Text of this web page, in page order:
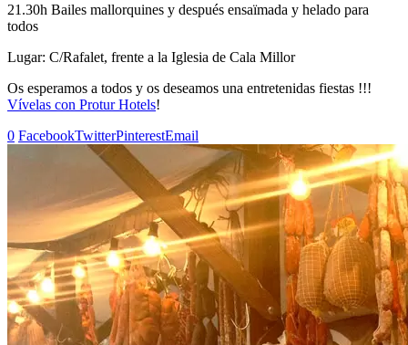
21.30h Bailes mallorquines y después ensaïmada y helado para
todos
Lugar: C/Rafalet, frente a la Iglesia de Cala Millor
Os esperamos a todos y os deseamos una entretenidas fiestas !!!
Vívelas con Protur Hotels!
0 FacebookTwitterPinterestEmail